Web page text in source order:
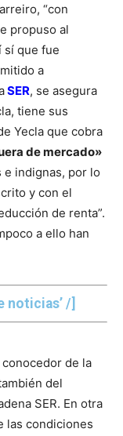
“con
propuso al
sí que fue
a
SER, se asegura
tiene sus
Yecla que cobra
de mercado»
e indignas, por lo
y con el
de renta”.
a ello han
noticias’ /]
de la
del
SER. En otra
las condiciones